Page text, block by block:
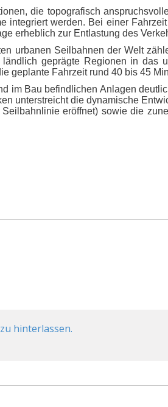
die topografisch
integriert werden. Bei einer
erheblich zur Entlastung des
urbanen Seilbahnen der Welt
geprägte Regionen in das
geplante Fahrzeit rund 40 bis 45
im Bau befindlichen Anlagen
unterstreicht die dynamische
eröffnet) sowie die
hinterlassen.